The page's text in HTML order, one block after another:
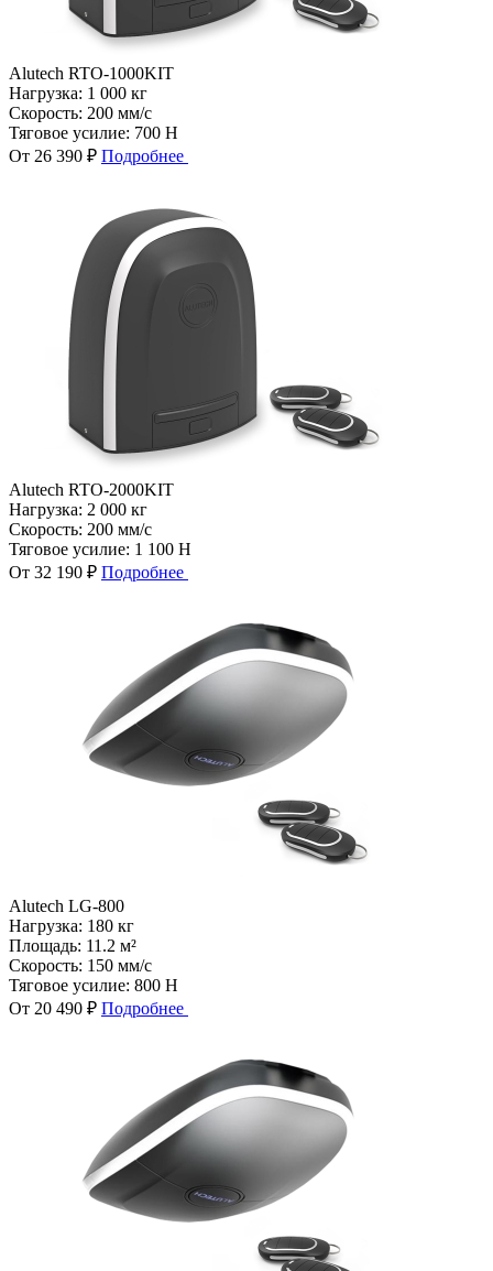
Alutech RTO-1000KIT
Нагрузка: 1 000 кг
Скорость: 200 мм/с
Тяговое усилие: 700 Н
От 26 390 ₽ Подробнее
Alutech RTO-2000KIT
Нагрузка: 2 000 кг
Скорость: 200 мм/с
Тяговое усилие: 1 100 Н
От 32 190 ₽ Подробнее
Alutech LG-800
Нагрузка: 180 кг
Площадь: 11.2 м²
Скорость: 150 мм/с
Тяговое усилие: 800 Н
От 20 490 ₽ Подробнее